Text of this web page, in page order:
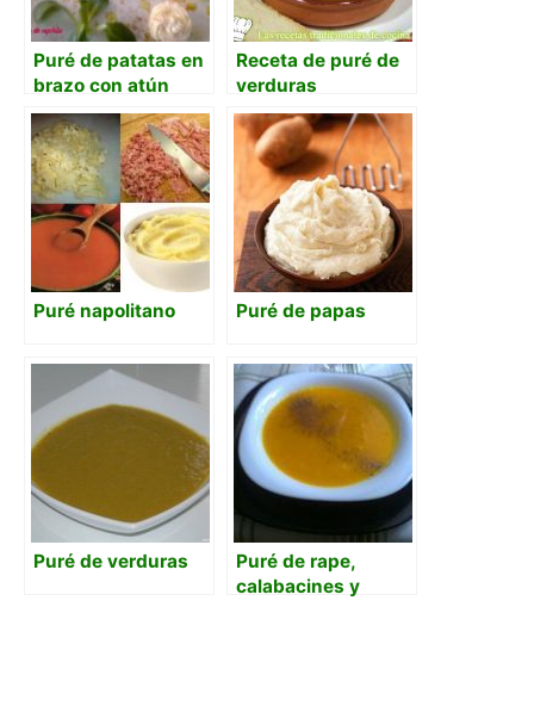
Puré de patatas en
brazo con atún
Receta de puré de
verduras
Puré napolitano Puré de papas
Puré de verduras
Puré de rape,
calabacines y